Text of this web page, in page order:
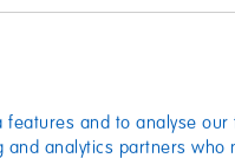
and to analyse
analytics partners who